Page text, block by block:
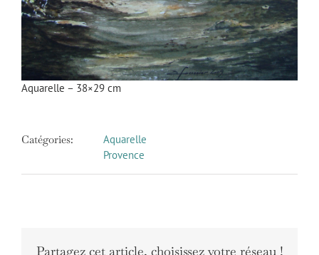
Aquarelle – 38×29 cm
Catégories:
Aquarelle
Provence
Partagez cet article, choisissez votre réseau !